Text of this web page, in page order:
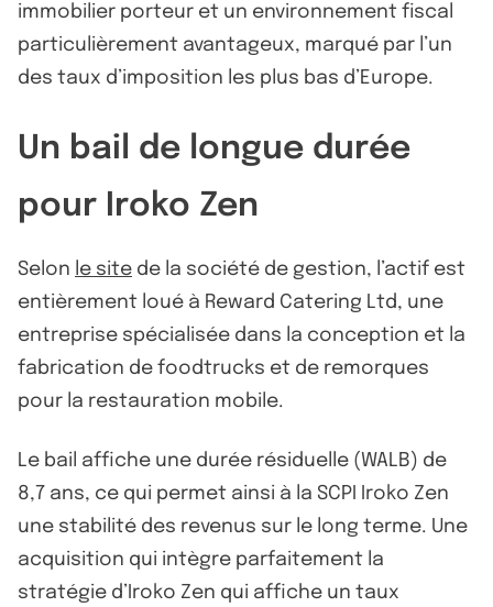
immobilier porteur et un environnement fiscal
particulièrement avantageux, marqué par l’un
des taux d’imposition les plus bas d’Europe.
Un bail de longue durée
pour Iroko Zen
Selon le site de la société de gestion, l’actif est
entièrement loué à Reward Catering Ltd, une
entreprise spécialisée dans la conception et la
fabrication de foodtrucks et de remorques
pour la restauration mobile.
Le bail affiche une durée résiduelle (WALB) de
8,7 ans, ce qui permet ainsi à la SCPI Iroko Zen
une stabilité des revenus sur le long terme. Une
acquisition qui intègre parfaitement la
stratégie d’Iroko Zen qui affiche un taux